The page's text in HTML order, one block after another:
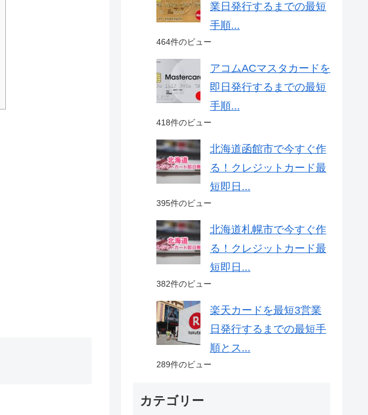
業日発行するまでの最短
手順...
464件のビュー
アコムACマスタカードを
即日発行するまでの最短
手順...
418件のビュー
北海道函館市で今すぐ作
る！クレジットカード最
短即日...
395件のビュー
北海道札幌市で今すぐ作
る！クレジットカード最
短即日...
382件のビュー
楽天カードを最短3営業
日発行するまでの最短手
順とス...
289件のビュー
カテゴリー